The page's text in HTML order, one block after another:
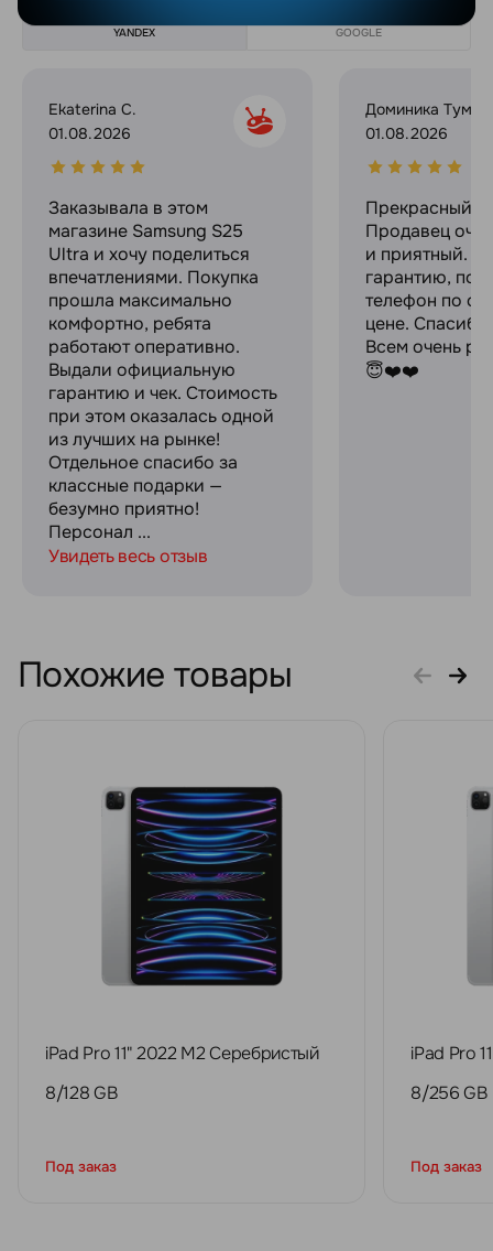
YANDEX GOOGLE
Ekaterina C.
01.08.2026
Заказывала в этом
магазине Samsung S25
Ultra и хочу поделиться
впечатлениями. Покупка
прошла максимально
комфортно, ребята
работают оперативно.
Выдали официальную
гарантию и чек. Стоимость
при этом оказалась одной
из лучших на рынке!
Отдельное спасибо за
классные подарки —
безумно приятно!
Персонал ...
Увидеть весь отзыв
Доминика
01.08.2026
Прекрасный
Продавец
и приятный.
гарантию,
телефон по
цене.
Всем очень
😇❤️❤️
Похожие товары
iPad Pro 11" 2022 M2 Серебристый
8/128 GB
Под заказ
iPad Pro
8/256 GB
Под заказ